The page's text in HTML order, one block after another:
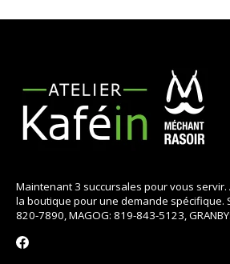
Maintenant 3 succursales pour vous
la boutique pour une demande spécifique.
820-7890, MAGOG: 819-843-5123,